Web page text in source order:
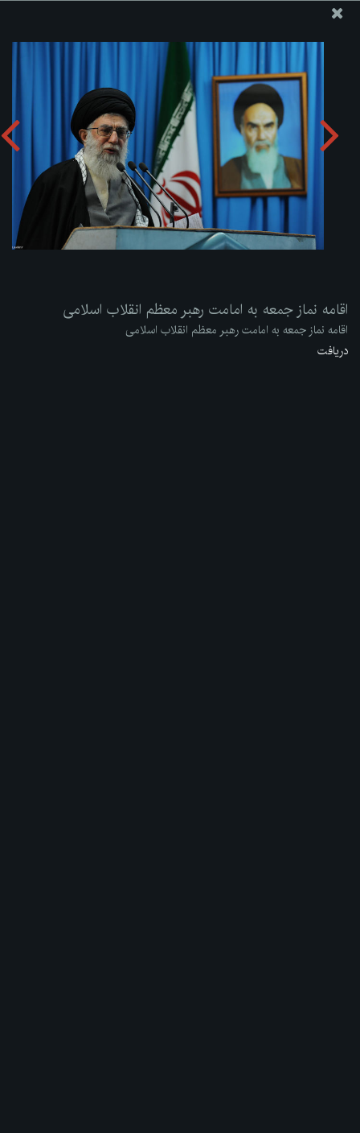
ارسال نامه
وجوهات
اقامه نماز جمعه به امامت رهبر معظم انقلاب اسلامی
دریافت آلبوم: zip
اقامه نماز جمعه به امامت رهبر معظم انقلاب اسلامی
اقامه نماز جمعه به امامت رهبر معظم انقلاب اسلامی
دریافت